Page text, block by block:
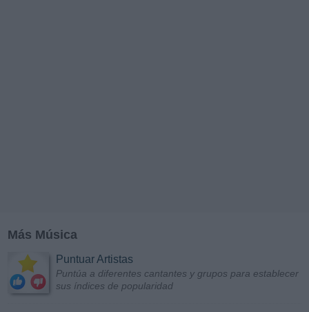
Más Música
Puntuar Artistas
Puntúa a diferentes cantantes y grupos para establecer
sus índices de popularidad